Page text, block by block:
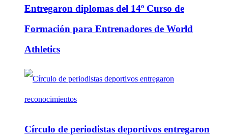
Entregaron diplomas del 14º Curso de
Formación para Entrenadores de World
Athletics
Círculo de periodistas deportivos entregaron